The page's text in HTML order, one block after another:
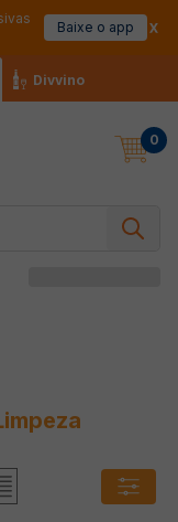
Baixe o app
Divvino
0